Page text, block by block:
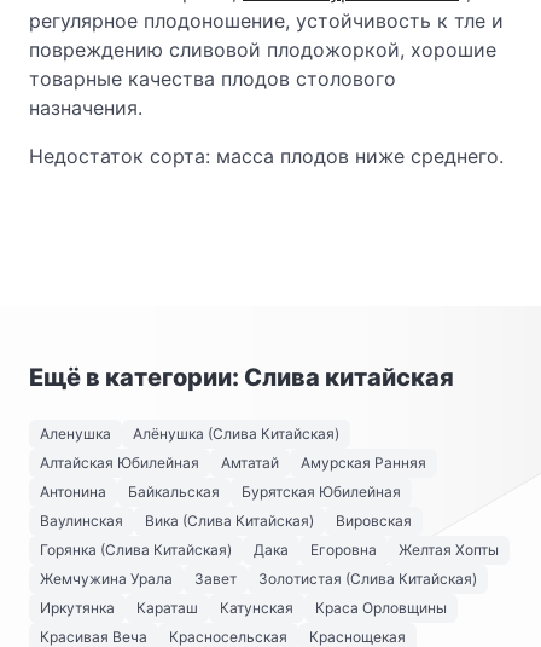
регулярное плодоношение, устойчивость к тле и
повреждению сливовой плодожоркой, хорошие
товарные качества плодов столового
назначения.
Недостаток сорта: масса плодов ниже среднего.
Ещё в категории: Слива китайская
Аленушка
Алёнушка (Слива Китайская)
Алтайская Юбилейная
Амтатай
Амурская Ранняя
Антонина
Байкальская
Бурятская Юбилейная
Ваулинская
Вика (Слива Китайская)
Вировская
Горянка (Слива Китайская)
Дака Егоровна
Желтая Хопты
Жемчужина Урала
Завет
Золотистая (Слива Китайская)
Иркутянка
Караташ Катунская
Краса Орловщины
Красивая Веча
Красносельская
Краснощекая